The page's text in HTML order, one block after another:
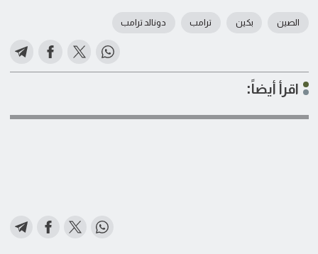
الصين بكين ترامب دونالد ترامب
اقرأ أيضاً: